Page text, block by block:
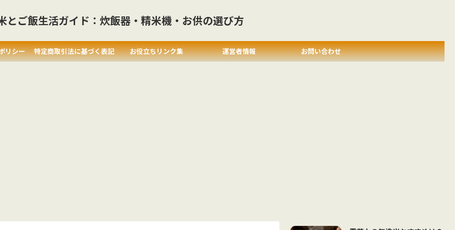
とご飯生活ガイド：炊飯器・精米機・お供の選び方
リシー 特定商取引法に基づく表記 お役立ちリンク集 運営者情報 お問い合わせ